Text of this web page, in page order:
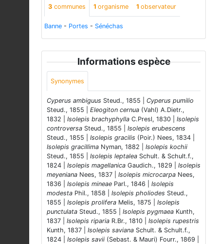
3 communes 1 organisme 1 observateur
Banne - Portes - Sénéchas
Informations espèce
Synonymes
Cyperus ambiguus Steud., 1855 | Cyperus pumilio
Steud., 1855 | Eleogiton cernua (Vahl) A.Dietr.,
1832 | Isolepis brachyphylla C.Presl, 1830 | Isolepis
controversa Steud., 1855 | Isolepis erubescens
Steud., 1855 | Isolepis gracilis (Poir.) Nees, 1834 |
Isolepis gracillima Nyman, 1882 | Isolepis kochii
Steud., 1855 | Isolepis leptalea Schult. & Schult.f.,
1824 | Isolepis magellanica Gaudich., 1829 | Isolepis
meyeniana Nees, 1837 | Isolepis microcarpa Nees,
1836 | Isolepis mineae Parl., 1846 | Isolepis
modesta Phil., 1858 | Isolepis pholiodes Steud.,
1855 | Isolepis prolifera Melis, 1875 | Isolepis
punctulata Steud., 1855 | Isolepis pygmaea Kunth,
1837 | Isolepis riparia R.Br., 1810 | Isolepis rupestris
Kunth, 1837 | Isolepis saviana Schult. & Schult.f.,
1824 | Isolepis savii (Sebast. & Mauri) Fourr., 1869 |